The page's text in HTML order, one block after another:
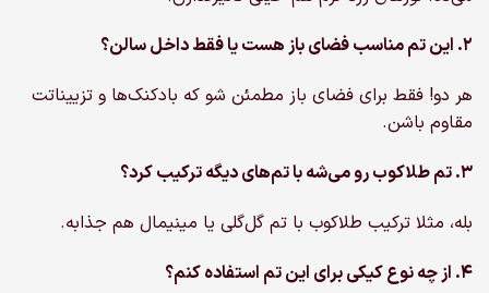
۲. این تم مناسب فضای باز هست یا فقط داخل سالن؟
هر دو! فقط برای فضای باز مطمئن شو که بادکنک‌ها و تزییناتت
مقاوم باشن.
۳. تم طلاکوب رو می‌شه با تم‌های دیگه ترکیب کرد؟
بله، مثلا ترکیب طلاکوب با تم گل‌گلی یا مینیمال هم جذابه.
۴. از چه نوع کیکی برای این تم استفاده کنم؟